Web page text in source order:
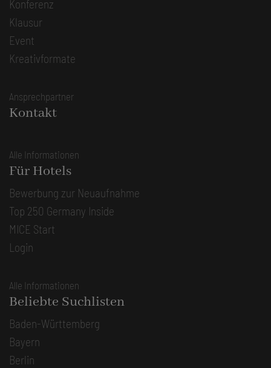
Konferenz
Klausur
Event
Kreativformate
Ansprechpartner
Kontakt
Alle Informationen
Für Hotels
Bewerbung zur Neuaufnahme
Top 250 Germany Inside
MICE Start
Login
Alle Informationen
Beliebte Suchlisten
Baden-Württemberg
Bayern
Berlin